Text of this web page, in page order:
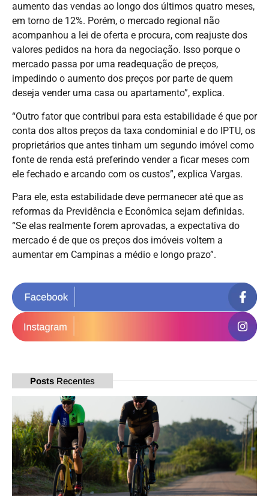
aumento das vendas ao longo dos últimos quatro meses,
em torno de 12%. Porém, o mercado regional não
acompanhou a lei de oferta e procura, com reajuste dos
valores pedidos na hora da negociação. Isso porque o
mercado passa por uma readequação de preços,
impedindo o aumento dos preços por parte de quem
deseja vender uma casa ou apartamento”, explica.
“Outro fator que contribui para esta estabilidade é que por
conta dos altos preços da taxa condominial e do IPTU, os
proprietários que antes tinham um segundo imóvel como
fonte de renda está preferindo vender a ficar meses com
ele fechado e arcando com os custos”, explica Vargas.
Para ele, esta estabilidade deve permanecer até que as
reformas da Previdência e Econômica sejam definidas.
“Se elas realmente forem aprovadas, a expectativa do
mercado é de que os preços dos imóveis voltem a
aumentar em Campinas a médio e longo prazo”.
Posts Recentes